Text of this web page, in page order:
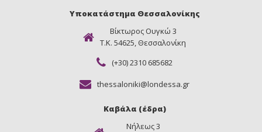
Υποκατάστημα Θεσσαλονίκης
Βίκτωρος Ουγκώ 3
Τ.Κ. 54625, Θεσσαλονίκη
(+30) 2310 685682
thessaloniki@londessa.gr
Καβάλα (έδρα)
Νήλεως 3